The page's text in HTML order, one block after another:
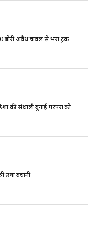
बोरी अवैध चावल से भरा ट्रक
की संथाली बुनाई परंपरा को
उषा बचानी